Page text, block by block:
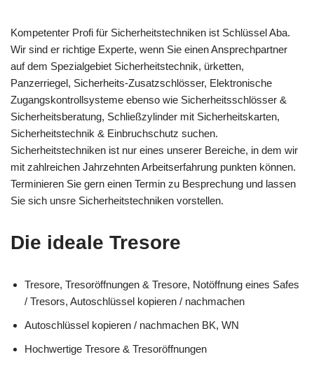
Kompetenter Profi für Sicherheitstechniken ist Schlüssel Aba.
Wir sind er richtige Experte, wenn Sie einen Ansprechpartner
auf dem Spezialgebiet Sicherheitstechnik, ürketten,
Panzerriegel, Sicherheits-Zusatzschlösser, Elektronische
Zugangskontrollsysteme ebenso wie Sicherheitsschlösser &
Sicherheitsberatung, Schließzylinder mit Sicherheitskarten,
Sicherheitstechnik & Einbruchschutz suchen.
Sicherheitstechniken ist nur eines unserer Bereiche, in dem wir
mit zahlreichen Jahrzehnten Arbeitserfahrung punkten können.
Terminieren Sie gern einen Termin zu Besprechung und lassen
Sie sich unsre Sicherheitstechniken vorstellen.
Die ideale Tresore
Tresore, Tresoröffnungen & Tresore, Notöffnung eines Safes
/ Tresors, Autoschlüssel kopieren / nachmachen
Autoschlüssel kopieren / nachmachen BK, WN
Hochwertige Tresore & Tresoröffnungen